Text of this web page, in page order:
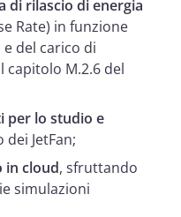
di rilascio di energia
Rate) in funzione
del carico di
capitolo M.2.6 del
per lo studio e
dei JetFan;
in cloud, sfruttando
simulazioni